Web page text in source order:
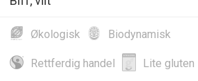
Økologisk Biodynamisk
Rettferdig handel Lite gluten